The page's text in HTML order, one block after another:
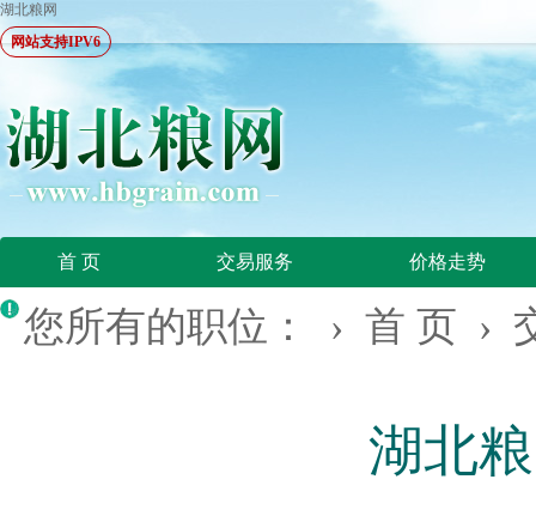
湖北粮网
网站支持IPV6
首 页 交易服务 价格走势
您所有的职位： › 首 页 ›
湖北